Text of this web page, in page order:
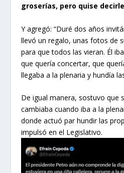
groserías, pero quise
Y agregó: “Duré dos años
llevó un regalo, unas fotos de
para que todos las vieran. Él
que quería concertar, que
llegaba a la plenaria y hundía
De igual manera, sostuvo que
cambiaba cuando iba a la
donde actuó par hundir las
impulsó en el Legislativo.